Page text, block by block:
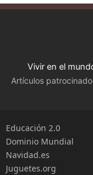
Vivir en el
Artículos
Educación 2.0
Dominio Mundial
Navidad.es
Juguetes.org